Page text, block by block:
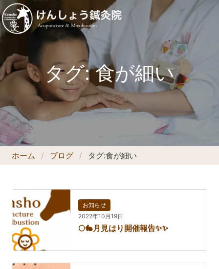
タグ:食が細い
ホーム ブログ タグ:食が細い
お知らせ
2022年10月19日
🌕🐇月見はり開催報告✨✨